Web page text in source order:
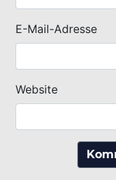
E-Mail-Adresse
Website